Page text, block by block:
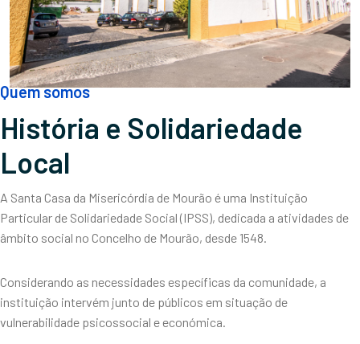
Quem somos
História e Solidariedade
Local
A Santa Casa da Misericórdia de Mourão é uma Instituição
Particular de Solidariedade Social (IPSS), dedicada a atividades de
âmbito social no Concelho de Mourão, desde 1548.
Considerando as necessidades específicas da comunidade, a
instituição intervém junto de públicos em situação de
vulnerabilidade psicossocial e económica.